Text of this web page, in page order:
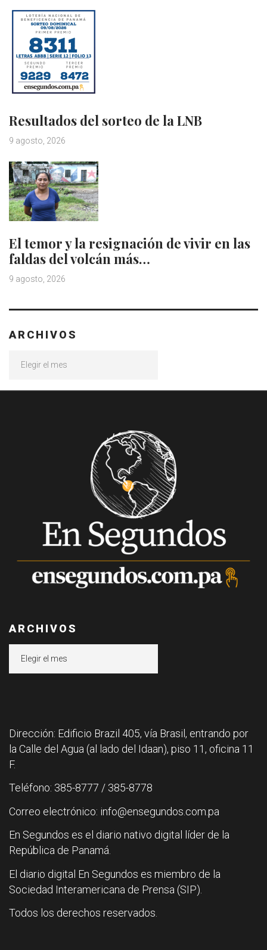
Resultados del sorteo de la LNB
9 agosto, 2026
El temor y la resignación de vivir en las
faldas del volcán más…
9 agosto, 2026
ARCHIVOS
ARCHIVOS
Dirección: Edificio Brazil 405, vía Brasil, entrando por
la Calle del Agua (al lado del Idaan), piso 11, oficina 11
F.
Teléfono: 385-8777 / 385-8778
Correo electrónico: info@ensegundos.com.pa
En Segundos es el diario nativo digital líder de la
República de Panamá.
El diario digital En Segundos es miembro de la
Sociedad Interamericana de Prensa (SIP).
Todos los derechos reservados.